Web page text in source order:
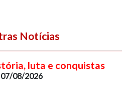
Notícias
luta e conquistas
07/08/2026